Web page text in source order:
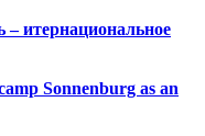
итернациональное
Sonnenburg as an